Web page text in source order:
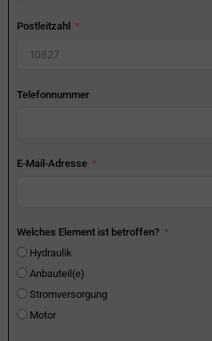
Postleitzahl
Telefonnummer
E-Mail-Adresse
Welches Element ist betroffen?
Hydraulik
Anbauteil(e)
Stromversorgung
Motor